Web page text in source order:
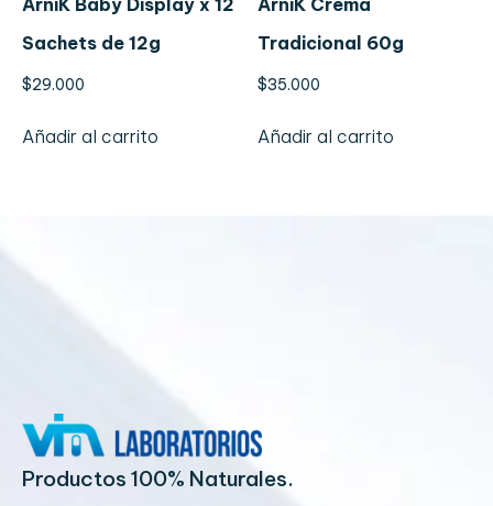
Sachets de 12g
$29.000
Añadir al carrito
Tradicional 60g
$35.000
Añadir al carrito
Productos 100% Naturales.